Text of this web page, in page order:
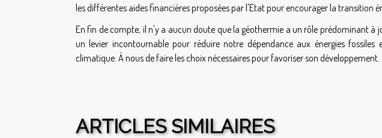
les différentes aides financières proposées par l'Etat pour encourager la transition
En fin de compte, il n'y a aucun doute que la géothermie a un rôle prédominant à
un levier incontournable pour réduire notre dépendance aux énergies
climatique. À nous de faire les choix nécessaires pour favoriser son développement.
ARTICLES SIMILAIRES